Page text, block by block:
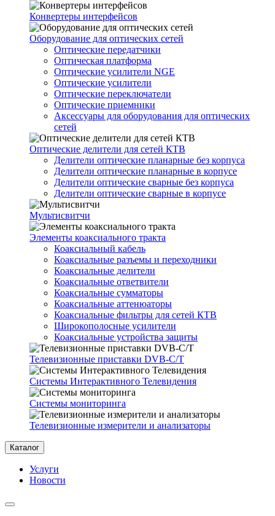
Конвертеры интерфейсов
Оборудование для оптических сетей
Оптические передатчики
Оптическая платформа
Оптические усилители NGE
Оптические усилители
Оптические переключатели
Оптические приемники
Аксессуары для оборудования для оптических
сетей
Оптические делители для сетей КТВ
Делители оптические планарные без корпуса
Делители оптические планарные в корпусе
Делители оптические сварные без корпуса
Делители оптические сварные в корпусе
Мультисвитчи
Элементы коаксиального тракта
Коаксиальный кабель
Коаксиальные разъемы и переходники
Коаксиальные делители
Коаксиальные ответвители
Коаксиальные сумматоры
Коаксиальные аттенюаторы
Коаксиальные фильтры для сетей КТВ
Широкополосные усилители
Коаксиальные устройства защиты
Телевизионные приставки DVB-C/T
Системы Интерактивного Телевидения
Системы мониторинга
Телевизионные измерители и анализаторы
Каталог
Услуги
Новости